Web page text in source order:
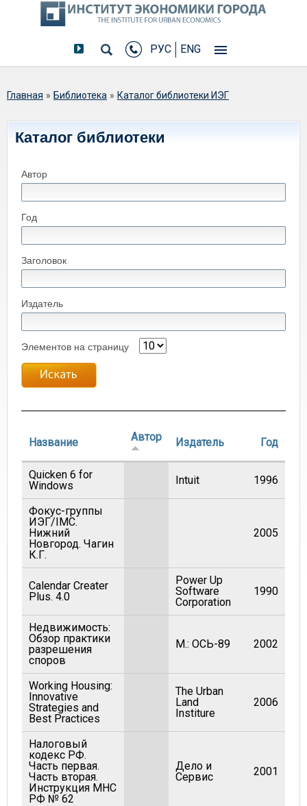
РУС ENG
Вы здесь
Главная » Библиотека » Каталог библиотеки ИЭГ
Каталог библиотеки
Автор
Год
Заголовок
Издатель
Элементов на страницу
Название Автор Издатель Год
Quicken 6 for
Windows
Intuit 1996
Фокус-группы
ИЭГ/IMC.
Нижний
Новгород. Чагин
К.Г.
2005
Calendar Creater
Plus. 4.0
Power Up
Software
Corporation
1990
Недвижимость:
Обзор практики
разрешения
споров
М.: ОСЬ-89 2002
Working Housing:
Innovative
Strategies and
Best Practices
The Urban
Land
Institure
2006
Налоговый
кодекс РФ.
Часть первая.
Часть вторая.
Инструкция МНС
РФ № 62
Дело и
Сервис
2001